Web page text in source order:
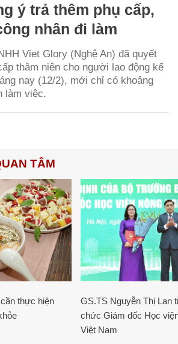
ý trả thêm phụ cấp,
nhân đi làm
Viet Glory (Nghệ An) đã quyết
thâm niên cho người lao động kể
nay (12/2), mới chỉ có khoảng
làm việc.
TÂM
thực hiện
GS.TS Nguyễn Thị Lan
chức Giám đốc Học
Việt Nam